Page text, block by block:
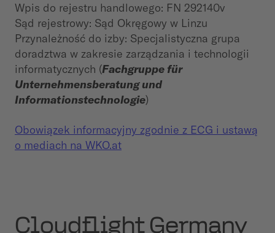
Wpis do rejestru handlowego: FN 292140v
Sąd rejestrowy: Sąd Okręgowy w Linzu
Przynależność do izby: Specjalistyczna grupa
doradztwa w zakresie zarządzania i technologii
informatycznych (Fachgruppe für
Unternehmensberatung und
Informationstechnologie)
Obowiązek informacyjny zgodnie z ECG i ustawą
o mediach na WKO.at
Cloudflight Germany